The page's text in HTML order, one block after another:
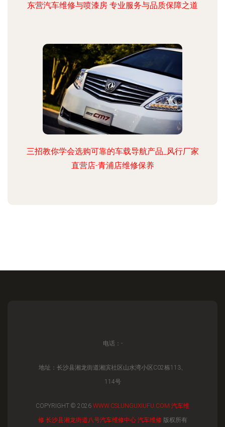
东营汽车维修与喷漆房 专业服务与品质保障之道
三招教你学会选购可靠的车载导航产品_风行厂家
直营店-青浦店维修保养
电话：-
地址：长沙县湘龙街道湘滨社区山水湾小区C02栋113、
114号
COPYRIGHT © 2026 WWW.CSLUNGUXIUFU.COM 汽车维
修 长沙县湘龙街道八号汽车维修中心 汽车维修版权所有